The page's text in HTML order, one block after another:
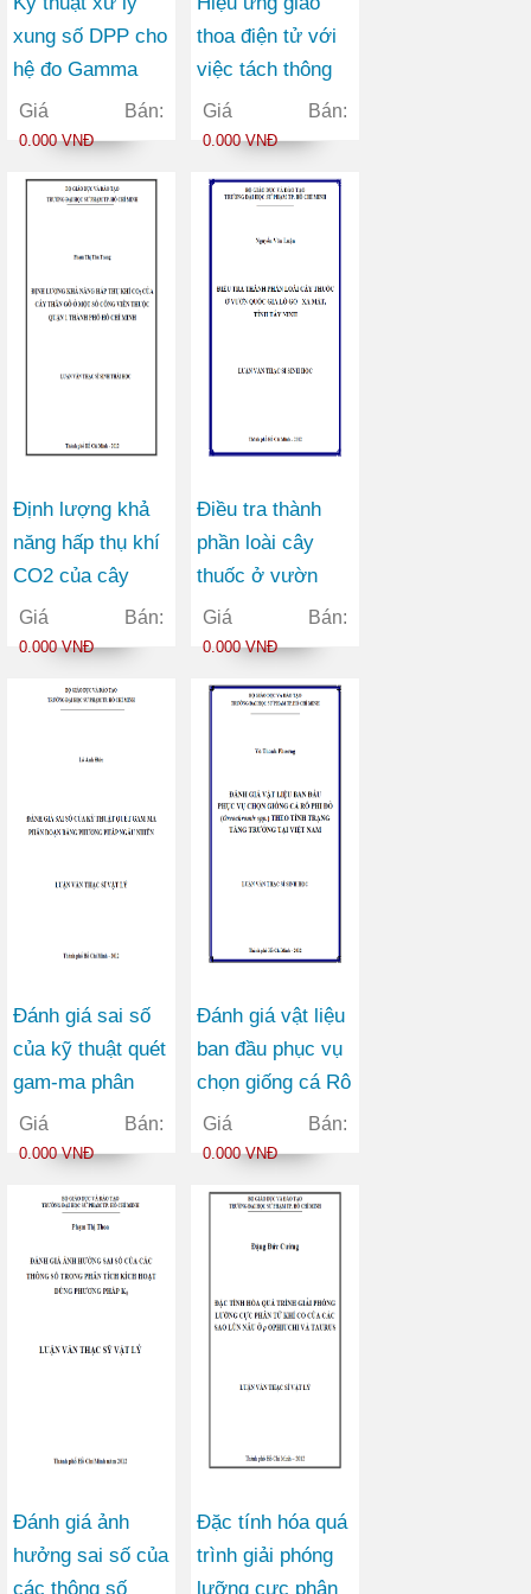
xung số DPP cho
hệ đo Gamma
NaI(Tl)
Giá Bán:
0.000 VNĐ
thoa điện tử với
việc tách thông
tin cấu trúc phân
tử oxy từ phổ
Giá Bán:
0.000 VNĐ
Định lượng khả
năng hấp thụ khí
CO2 của cây
thân gỗ ở một số
công viên thuộc
Hồ Chí Minh
Giá Bán:
0.000 VNĐ
Điều tra thành
phần loài cây
thuốc ở vườn
quốc gia Lò Gò –
Xa Mát tỉnh Tây
Giá Bán:
0.000 VNĐ
Đánh giá sai số
của kỹ thuật quét
gam-ma phân
đoạn bằng
phương pháp
Giá Bán:
0.000 VNĐ
Đánh giá vật liệu
ban đầu phục vụ
chọn giống cá Rô
phi đỏ
(Oreochromis
trạng tăng trưởng
tại Việt Nam
Giá Bán:
0.000 VNĐ
Đánh giá ảnh
hưởng sai số của
các thông số
Đặc tính hóa quá
trình giải phóng
lưỡng cực phân